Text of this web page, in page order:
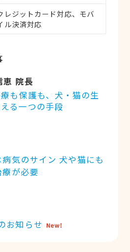
レジットカード対応、モバ
ル決済対応
恵 院長
も保護も、犬・猫の生
る一つの手段
気のサイン 犬や猫にも
が必要
お知らせ